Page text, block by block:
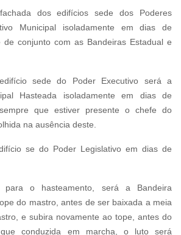
dos edifícios sede dos Poderes
Municipal isoladamente em dias de
de conjunto com as Bandeiras Estadual e
sede do Poder Executivo será a
Hasteada isoladamente em dias de
que estiver presente o chefe do
na ausência deste.
se do Poder Legislativo em dias de
para o hasteamento, será a Bandeira
do mastro, antes de ser baixada a meia
e subira novamente ao tope, antes do
conduzida em marcha, o luto será